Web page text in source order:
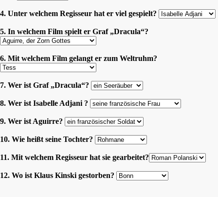
4. Unter welchem Regisseur hat er viel gespielt?
5. In welchem Film spielt er Graf „Dracula“?
6. Mit welchem Film gelangt er zum Weltruhm?
7. Wer ist Graf „Dracula“?
8. Wer ist Isabelle Adjani ?
9. Wer ist Aguirre?
10. Wie heißt seine Tochter?
11. Mit welchem Regisseur hat sie gearbeitet?
12. Wo ist Klaus Kinski gestorben?